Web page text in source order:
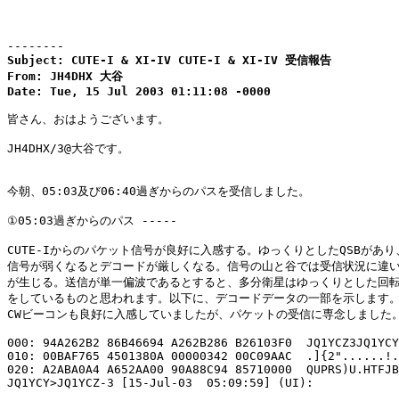
--------
Subject: CUTE-I & XI-IV CUTE-I & XI-IV 受信報告
From: JH4DHX 大谷
Date: Tue, 15 Jul 2003 01:11:08 -0000
皆さん、おはようございます。
JH4DHX/3@大谷です。
今朝、05:03及び06:40過ぎからのパスを受信しました。
①05:03過ぎからのパス -----
CUTE-Iからのパケット信号が良好に入感する。ゆっくりとしたQSBがあり
信号が弱くなるとデコードが厳しくなる。信号の山と谷では受信状況に違
が生じる。送信が単一偏波であるとすると、多分衛星はゆっくりとした回
をしているものと思われます。以下に、デコードデータの一部を示します
CWビーコンも良好に入感していましたが、パケットの受信に専念しました
000: 94A262B2 86B46694 A262B286 B26103F0
010: 00BAF765 4501380A 00000342 00C09AAC
020: A2ABA0A4 A652AA00 90A88C94 85710000
JQ1YCY>JQ1YCZ-3 [15-Jul-03  05:09:59] (UI):